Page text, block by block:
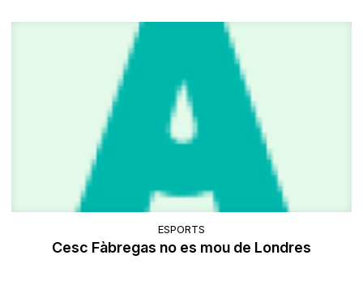
ESPORTS
Cesc Fàbregas no es mou de Londres